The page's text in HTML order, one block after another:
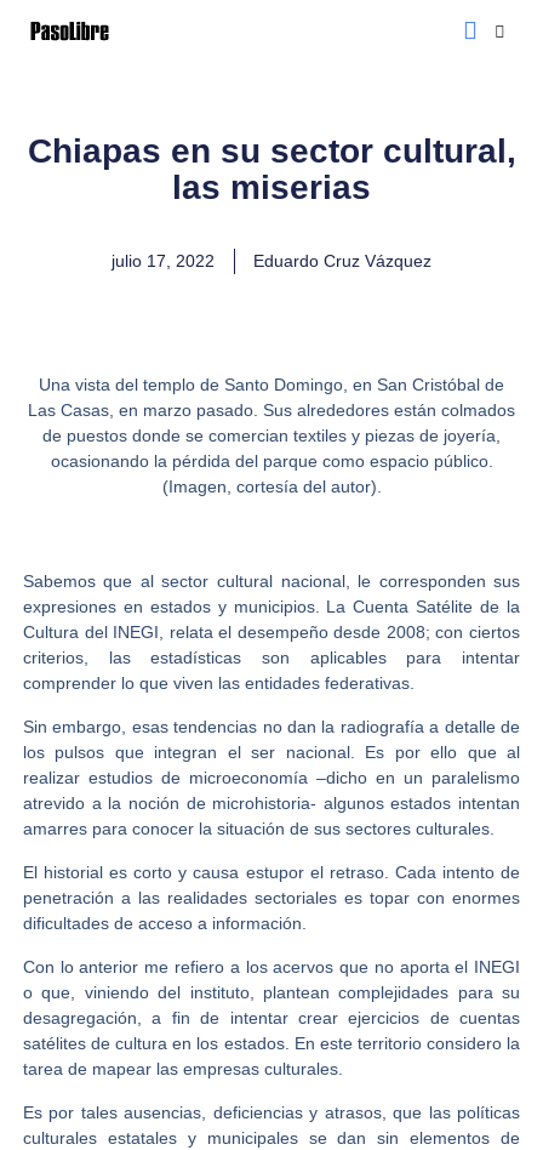
Chiapas en su sector cultural,
las miserias
julio 17, 2022 Eduardo Cruz Vázquez
Una vista del templo de Santo Domingo, en San Cristóbal de
Las Casas, en marzo pasado. Sus alrededores están colmados
de puestos donde se comercian textiles y piezas de joyería,
ocasionando la pérdida del parque como espacio público.
(Imagen, cortesía del autor).
Sabemos que al sector cultural nacional, le corresponden sus
expresiones en estados y municipios. La Cuenta Satélite de la
Cultura del INEGI, relata el desempeño desde 2008; con ciertos
criterios, las estadísticas son aplicables para intentar
comprender lo que viven las entidades federativas.
Sin embargo, esas tendencias no dan la radiografía a detalle de
los pulsos que integran el ser nacional. Es por ello que al
realizar estudios de microeconomía –dicho en un paralelismo
atrevido a la noción de microhistoria- algunos estados intentan
amarres para conocer la situación de sus sectores culturales.
El historial es corto y causa estupor el retraso. Cada intento de
penetración a las realidades sectoriales es topar con enormes
dificultades de acceso a información.
Con lo anterior me refiero a los acervos que no aporta el INEGI
o que, viniendo del instituto, plantean complejidades para su
desagregación, a fin de intentar crear ejercicios de cuentas
satélites de cultura en los estados. En este territorio considero la
tarea de mapear las empresas culturales.
Es por tales ausencias, deficiencias y atrasos, que las políticas
culturales estatales y municipales se dan sin elementos de